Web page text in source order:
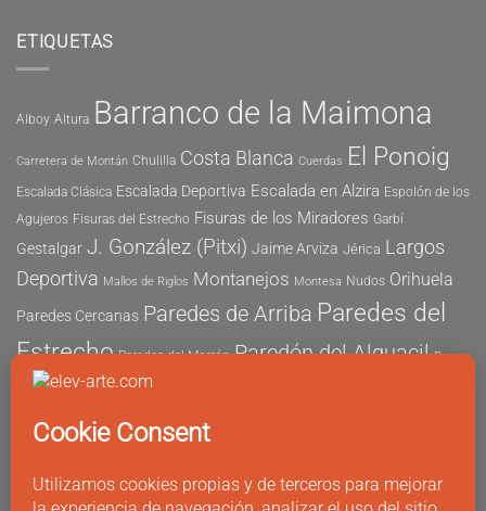
ETIQUETAS
Alboy Altura Barranco de la Maimona
Carretera de Montán Chulilla Costa Blanca Cuerdas El Ponoig
Escalada Clásica Escalada Deportiva Escalada en Alzira Espolón de los
Agujeros Fisuras del Estrecho Fisuras de los Miradores Garbí
Gestalgar J. González (Pitxi) Jaime Arviza Jérica Largos
Deportiva Mallos de Riglos Montanejos Montesa Nudos Orihuela
Paredes Cercanas Paredes de Arriba Paredes del
Estrecho Paredes del Morrón Paredón del Alguacil Pau
Vicent Peña María Peñón de Ifach
Este Sector Sur Sector Tubo Seguridad
Fuertes Álvaro Vernich